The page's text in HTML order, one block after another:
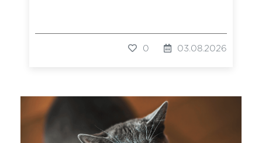
0 03.08.2026